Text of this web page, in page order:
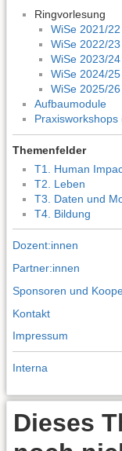
Ringvorlesung
WiSe 2021/22
WiSe 2022/23
WiSe 2023/24
WiSe 2024/25
WiSe 2025/26
Aufbaumodule
Praxisworkshops
Themenfelder
T1. Human
T2. Leben
T3. Daten und
T4. Bildung
Dozent:innen
Partner:innen
Sponsoren und
Kontakt
Impressum
Interna
Dieses